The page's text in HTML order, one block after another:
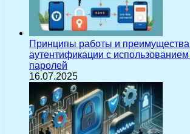
Принципы работы и
аутентификации с
паролей
16.07.2025